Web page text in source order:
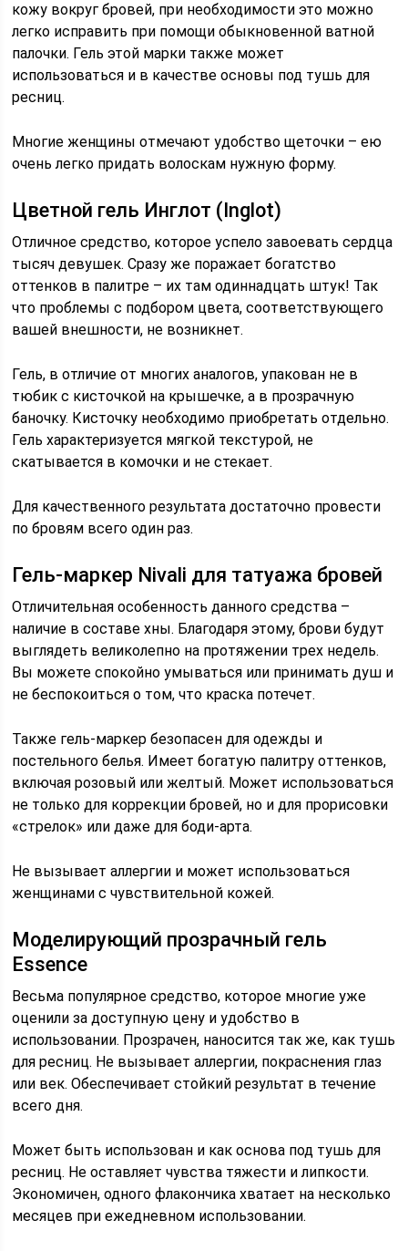
кожу вокруг бровей, при необходимости это можно
легко исправить при помощи обыкновенной ватной
палочки. Гель этой марки также может
использоваться и в качестве основы под тушь для
ресниц.
Многие женщины отмечают удобство щеточки – ею
очень легко придать волоскам нужную форму.
Цветной гель Инглот (Inglot)
Отличное средство, которое успело завоевать сердца
тысяч девушек. Сразу же поражает богатство
оттенков в палитре – их там одиннадцать штук! Так
что проблемы с подбором цвета, соответствующего
вашей внешности, не возникнет.
Гель, в отличие от многих аналогов, упакован не в
тюбик с кисточкой на крышечке, а в прозрачную
баночку. Кисточку необходимо приобретать отдельно.
Гель характеризуется мягкой текстурой, не
скатывается в комочки и не стекает.
Для качественного результата достаточно провести
по бровям всего один раз.
Гель-маркер Nivali для татуажа бровей
Отличительная особенность данного средства –
наличие в составе хны. Благодаря этому, брови будут
выглядеть великолепно на протяжении трех недель.
Вы можете спокойно умываться или принимать душ и
не беспокоиться о том, что краска потечет.
Также гель-маркер безопасен для одежды и
постельного белья. Имеет богатую палитру оттенков,
включая розовый или желтый. Может использоваться
не только для коррекции бровей, но и для прорисовки
«стрелок» или даже для боди-арта.
Не вызывает аллергии и может использоваться
женщинами с чувствительной кожей.
Моделирующий прозрачный гель
Essence
Весьма популярное средство, которое многие уже
оценили за доступную цену и удобство в
использовании. Прозрачен, наносится так же, как тушь
для ресниц. Не вызывает аллергии, покраснения глаз
или век. Обеспечивает стойкий результат в течение
всего дня.
Может быть использован и как основа под тушь для
ресниц. Не оставляет чувства тяжести и липкости.
Экономичен, одного флакончика хватает на несколько
месяцев при ежедневном использовании.